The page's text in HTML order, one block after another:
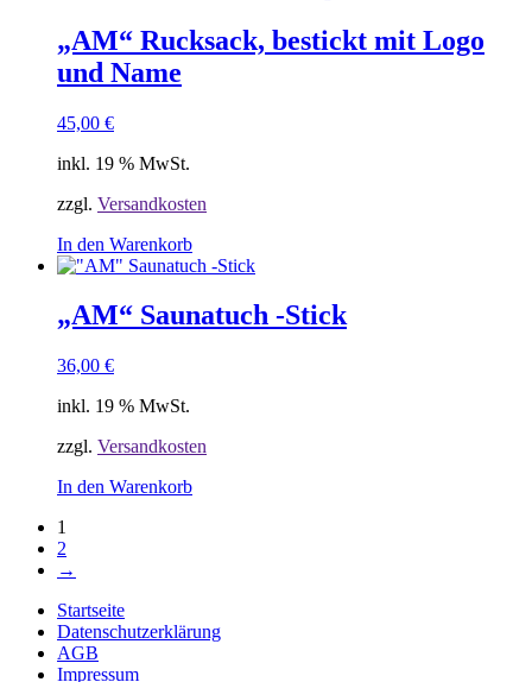
mehrere
Varianten
„AM“ Rucksack, bestickt mit Logo
und Name
45,00 €
inkl. 19 % MwSt.
zzgl. Versandkosten
In den Warenkorb
„AM“ Saunatuch -Stick
36,00 €
inkl. 19 % MwSt.
zzgl. Versandkosten
In den Warenkorb
1
2
→
Startseite
Datenschutzerklärung
AGB
Impressum